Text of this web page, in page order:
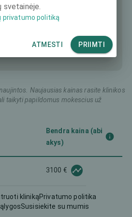
Naujausias kainas rasite klinikos
taikyti papildomus mokescius už
Bendra kaina (abi
akys)
3100 €
6750 €
klinikąPrivatumo politika
Susisiekite su mumis
svetainėje.
privatumo politiką
ATMESTI PRIIMTI